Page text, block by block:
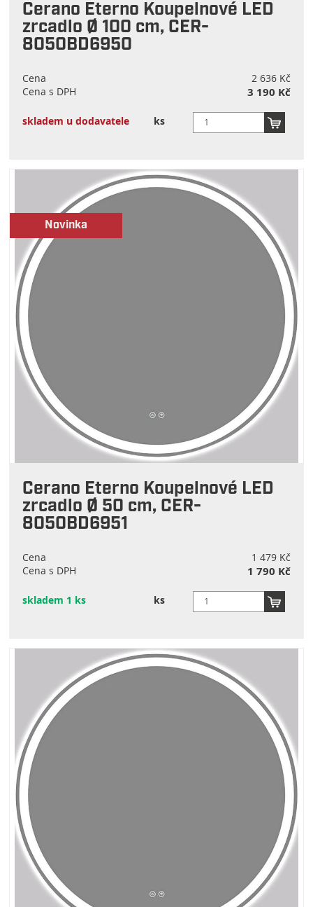
Cerano Eterno Koupelnové LED
zrcadlo Ø 100 cm, CER-
8050BD6950
Cena
2 636 Kč
Cena s DPH
3 190 Kč
skladem u dodavatele ks
Novinka
Cerano Eterno Koupelnové LED
zrcadlo Ø 50 cm, CER-
8050BD6951
Cena
1 479 Kč
Cena s DPH
1 790 Kč
skladem 1 ks ks